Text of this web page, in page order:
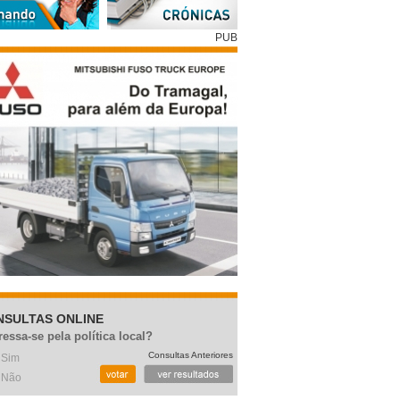
PUB
ONLINE
se pela política local?
Sim
Não
Consultas Anteriores